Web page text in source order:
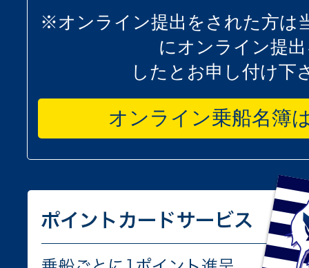
※オンライン提出をされた方は
にオンライン提
したとお申し付け下
オンライン乗船名簿